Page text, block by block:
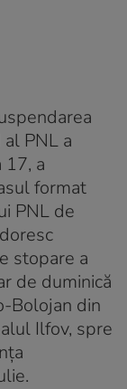
PNL a
17, a
format
PNL de
stopare a
de duminică
Bolojan din
Ilfov, spre